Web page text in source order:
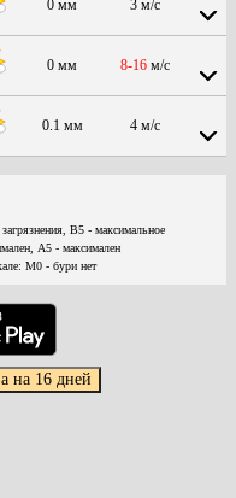
0 мм 3 м/с
0 мм 8-16 м/с
0.1 мм 4 м/с
В5 - максимальное
А5 - максимален
М0 - бури нет